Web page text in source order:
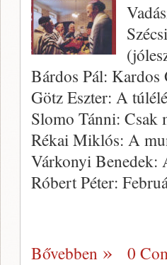
Bárdos Pál:
Götz Eszter: A
Slomo Tánni: Csak
Rékai Miklós: A
Várkonyi Benedek:
Róbert Péter:
Bővebben 0